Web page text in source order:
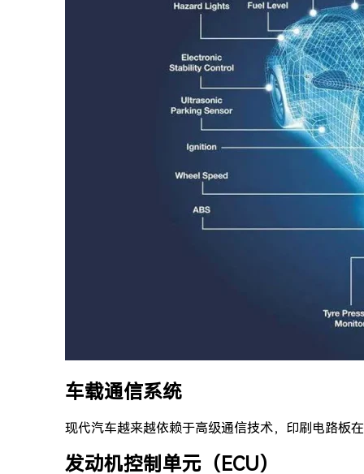
车载通信系统
现代汽车越来越依赖于高级通信技术，印刷电路板
发动机控制单元（ECU）